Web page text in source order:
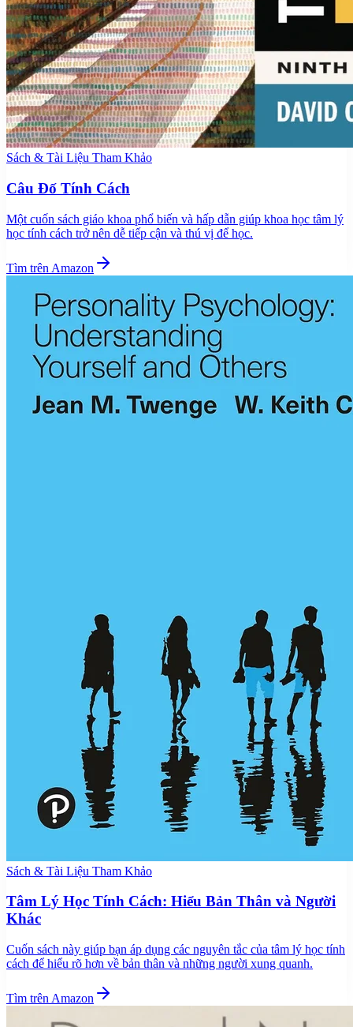
Sách & Tài Liệu Tham Khảo
Câu Đố Tính Cách
Một cuốn sách giáo khoa phổ biến và hấp dẫn giúp khoa học tâm lý
học tính cách trở nên dễ tiếp cận và thú vị để học.
Tìm trên Amazon
Sách & Tài Liệu Tham Khảo
Tâm Lý Học Tính Cách: Hiểu Bản Thân và Người
Khác
Cuốn sách này giúp bạn áp dụng các nguyên tắc của tâm lý học tính
cách để hiểu rõ hơn về bản thân và những người xung quanh.
Tìm trên Amazon